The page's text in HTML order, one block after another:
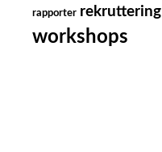
rapporter rekruttering
workshops